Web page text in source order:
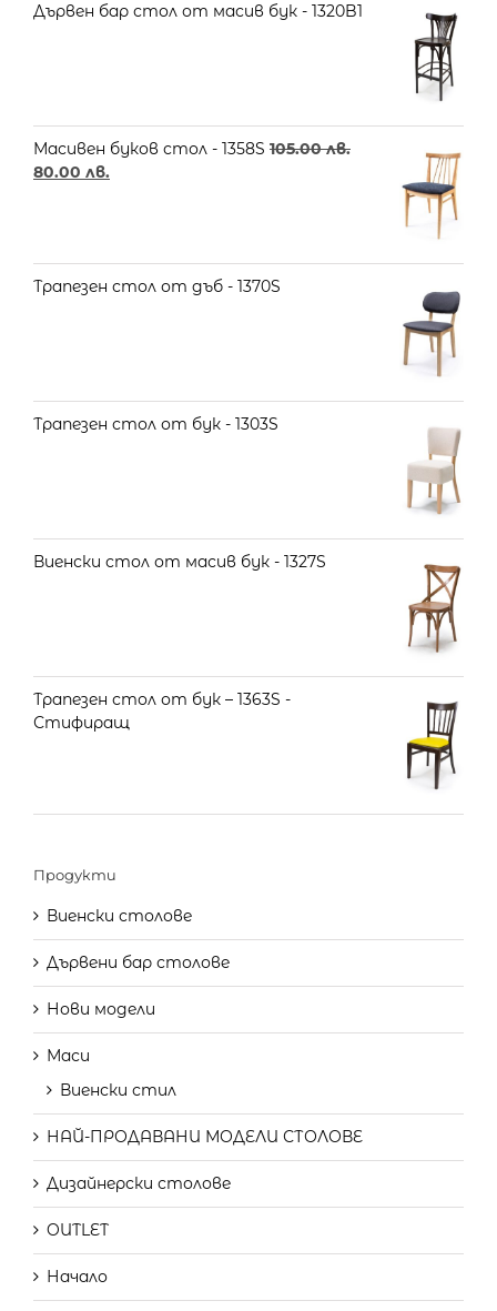
Дървен бар стол от масив бук - 1320B1
Масивен буков стол - 1358S 105.00лв.
80.00 лв.
Трапезен стол от дъб - 1370S
Трапезен стол от бук - 1303S
Виенски стол от масив бук - 1327S
Трапезен стол от бук – 1363S -
Стифиращ
Продукти
Виенски столове
Дървени бар столове
Нови модели
Маси
Виенски стил
НАЙ-ПРОДАВАНИ МОДЕЛИ СТОЛОВЕ
Дизайнерски столове
OUTLET
Начало